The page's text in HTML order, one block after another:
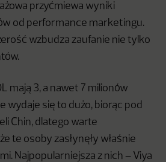
przyćmiewa wyniki
od performance marketingu.
wzbudza zaufanie nie tylko
mają 3, a nawet 7 milionów
wydaje się to dużo, biorąc pod
Chin, dlatego warte
te osoby zasłynęły właśnie
Najpopularniejsza z nich – Viya